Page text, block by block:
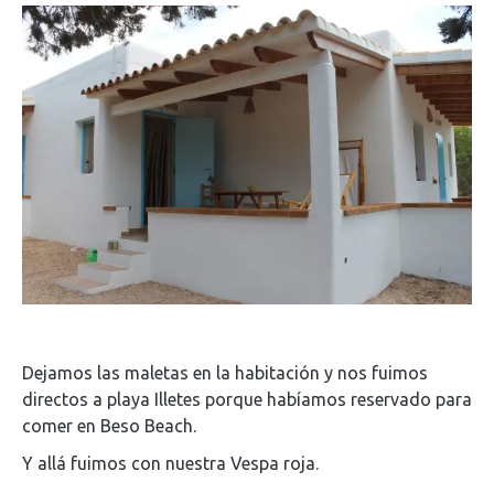
Dejamos las maletas en la habitación y nos fuimos
directos a playa Illetes porque habíamos reservado para
comer en Beso Beach.
Y allá fuimos con nuestra Vespa roja.